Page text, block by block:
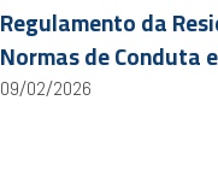
Regulamento da
Normas de Conduta
09/02/2026